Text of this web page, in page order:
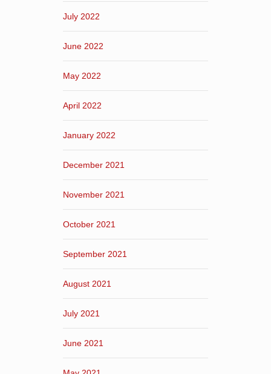
July 2022
June 2022
May 2022
April 2022
January 2022
December 2021
November 2021
October 2021
September 2021
August 2021
July 2021
June 2021